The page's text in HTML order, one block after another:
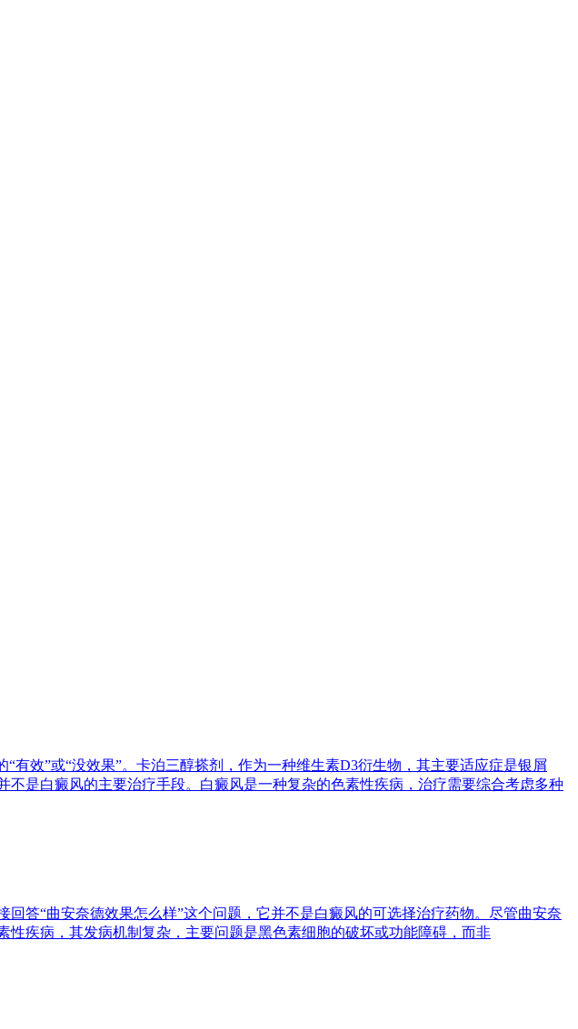
效”或“没效果”。卡泊三醇搽剂，作为一种维生素D3衍生物，其主要适应症是银屑
是白癜风的主要治疗手段。白癜风是一种复杂的色素性疾病，治疗需要综合考虑多种
答“曲安奈德效果怎么样”这个问题，它并不是白癜风的可选择治疗药物。尽管曲安奈
疾病，其发病机制复杂，主要问题是黑色素细胞的破坏或功能障碍，而非